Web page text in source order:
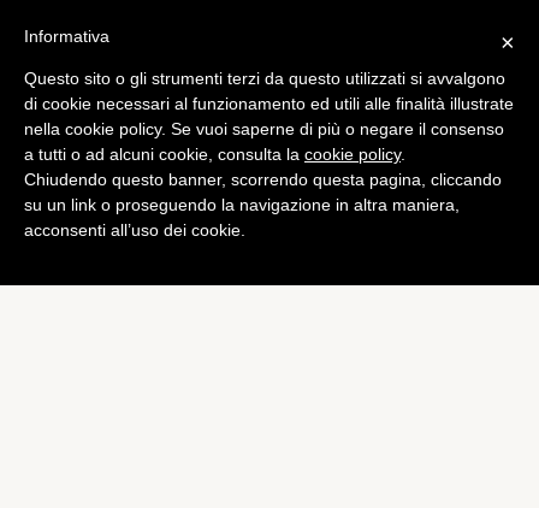
Computer
iOS 6: la password non
servirà per aggiornamenti e
app gratis
diPiermanuele Sberni
×
Informativa
Questo sito o gli strumenti terzi da questo utilizzati si avvalgono
di cookie necessari al funzionamento ed utili alle finalità illustrate
nella cookie policy. Se vuoi saperne di più o negare il consenso
a tutti o ad alcuni cookie, consulta la cookie policy.
Chiudendo questo banner, scorrendo questa pagina, cliccando
su un link o proseguendo la navigazione in altra maniera,
acconsenti all’uso dei cookie.